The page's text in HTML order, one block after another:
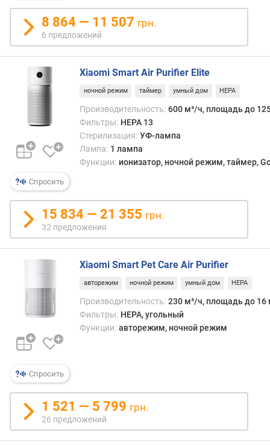
з
ы
в
а
м
о
д
а
е
д
б
а
л
н
п
о
к
о
л
ч
е
с
т
8 864 — 11 507 грн.
6 предложений
Спросить
Xiaomi Smart Air Purifier Elite
ночной режим таймер умный дом HEPA
Производительность: 600 м³/ч, площадь до
Фильтры: HEPA 13
Стерилизация: УФ-лампа
Лампа: 1 лампа
Функции: ионизатор, ночной режим, таймер,
15 834 — 21 355 грн.
32 предложения
Спросить
Xiaomi Smart Pet Care Air Purifier
авторежим ночной режим умный дом HEPA
Производительность: 230 м³/ч, площадь до 16
Фильтры: HEPA, угольный
Функции: авторежим, ночной режим
1 521 — 5 799 грн.
26 предложений